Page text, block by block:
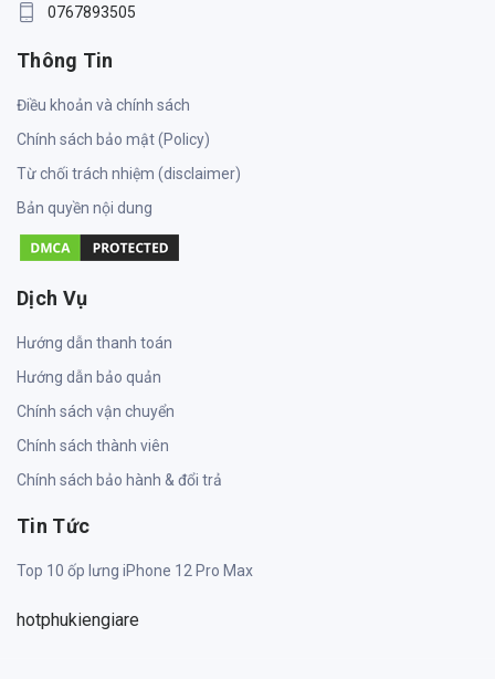
0767893505
Thông Tin
Điều khoản và chính sách
Chính sách bảo mật (Policy)
Từ chối trách nhiệm (disclaimer)
Bản quyền nội dung
Dịch Vụ
Hướng dẫn thanh toán
Hướng dẫn bảo quản
Chính sách vận chuyển
Chính sách thành viên
Chính sách bảo hành & đổi trả
Tin Tức
Top 10 ốp lưng iPhone 12 Pro Max
hotphukiengiare